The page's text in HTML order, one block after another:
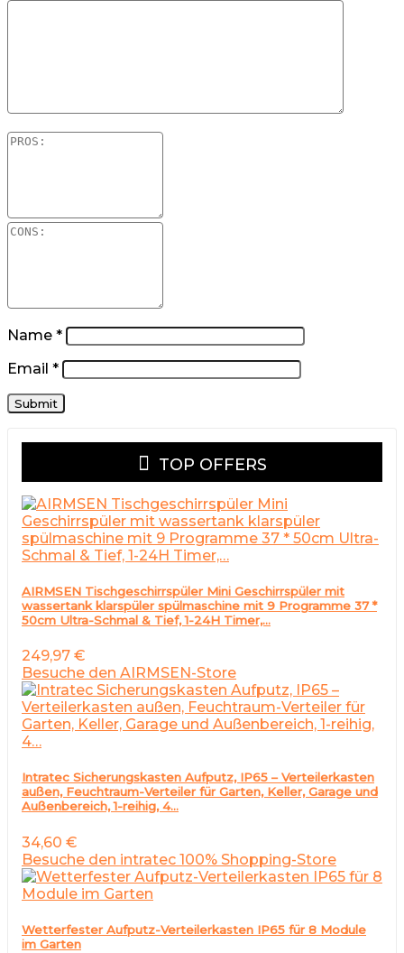
Name *
Email *
TOP OFFERS
AIRMSEN Tischgeschirrspüler Mini Geschirrspüler mit
wassertank klarspüler spülmaschine mit 9 Programme 37 *
50cm Ultra-Schmal & Tief, 1-24H Timer,…
249,97 €
Besuche den AIRMSEN-Store
Intratec Sicherungskasten Aufputz, IP65 – Verteilerkasten
außen, Feuchtraum-Verteiler für Garten, Keller, Garage und
Außenbereich, 1-reihig, 4…
34,60 €
Besuche den intratec 100% Shopping-Store
Wetterfester Aufputz-Verteilerkasten IP65 für 8 Module
im Garten